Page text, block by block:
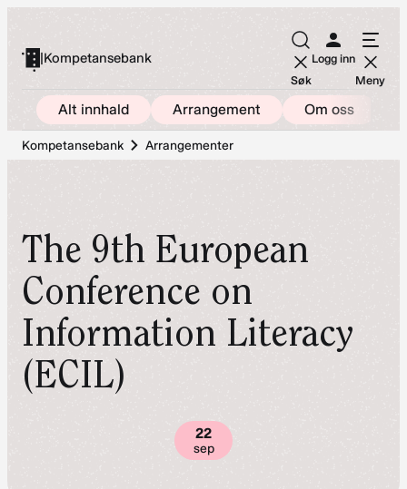
innhold
|Kompetansebank
Søk
Logg inn
Meny
Alt innhald Arrangement Om oss
Kompetansebank Arrangementer
The 9th European
Conference on
Information Literacy
(ECIL)
22
sep